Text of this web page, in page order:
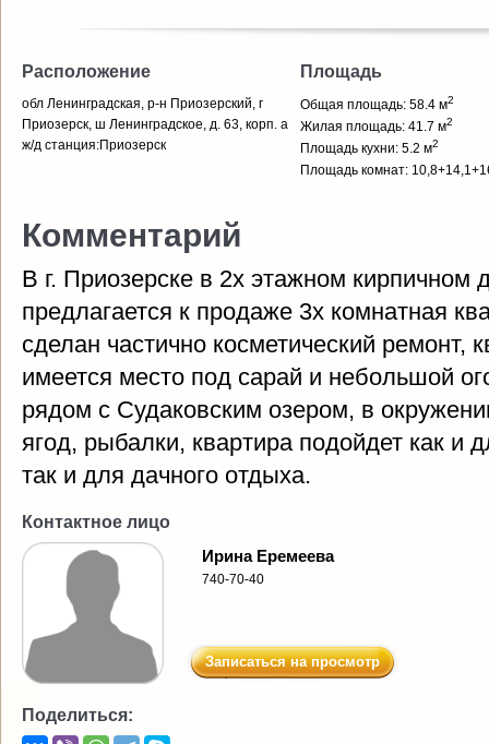
Расположение
обл Ленинградская, р-н Приозерский, г
Приозерск, ш Ленинградское, д. 63, корп. а
ж/д станция:Приозерск
Площадь
Общая площадь: 58.4 м2
Жилая площадь: 41.7 м2
Площадь кухни: 5.2 м2
Площадь комнат:
Комментарий
В г. Приозерске в 2х этажном кирпичном
предлагается к продаже 3х комнатная
сделан частично косметический ремонт,
имеется место под сарай и небольшой
рядом с Судаковским озером, в
ягод, рыбалки, квартира подойдет как и
так и для дачного отдыха.
Контактное лицо
Ирина Еремеева
740-70-40
Записаться на просмотр
Поделиться: